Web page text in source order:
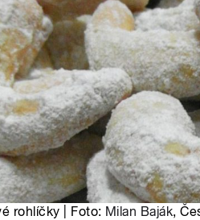
rohlíčky | Foto: Milan Baják,